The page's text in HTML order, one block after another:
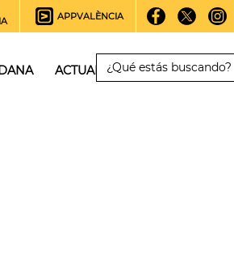
APPVALÈNCIA
ACTUALIDAD